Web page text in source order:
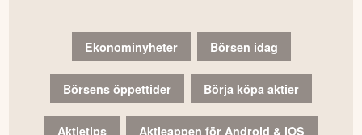
Ekonominyheter Börsen idag
Börsens öppettider Börja köpa aktier
Aktietips Aktieappen för Android & iOS